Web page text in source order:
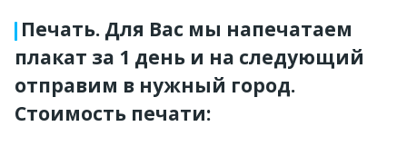
Печать. Для Вас мы напечатаем
плакат за 1 день и на следующий
отправим в нужный город.
Стоимость печати: